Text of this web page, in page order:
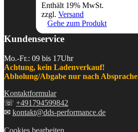
Enthält 19% MwSt.
zzgl. Versand
Gehe zum Produkt
Kundenservice
Mo.-Fr.: 09 bis 17Uhr
Achtung, kein Ladenverkauf!
Abholung/Abgabe nur nach
Kontaktformular
☏ +491794599842
✉ kontakt@dds-performance.de
Cookies bearbeiten